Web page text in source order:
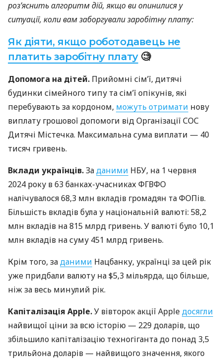
роз’яснить алгоритм дій, якщо ви опинилися у
ситуації, коли вам заборгували заробітну плату:
Як діяти, якщо роботодавець не
платить заробітну плату🧐
Допомога на дітей. Прийомні сім’ї, дитячі
будинки сімейного типу та сім’ї опікунів, які
перебувають за кордоном, можуть отримати нову
виплату грошової допомоги від Організації СОС
Дитячі Містечка. Максимальна сума виплати — 40
тисяч гривень.
Вклади українців.Заданими НБУ, на 1 червня
2024 року в 63 банках-учасниках ФГВФО
налічувалося 68,3 млн вкладів громадян та ФОПів.
Більшість вкладів була у національній валюті: 58,2
млн вкладів на 815 млрд гривень. У валюті було 10,1
млн вкладів на суму 451 млрд гривень.
Крім того, заданими Нацбанку, українці за цей рік
уже придбали валюту на $5,3 мільярда, що більше,
ніж за весь минулий рік.
Капіталізація Apple.У вівторок акції Appleдосягли
найвищої ціни за всю історію — 229 доларів, що
збільшило капіталізацію техногіганта до понад 3,5
трильйона доларів — найвищого значення, якого